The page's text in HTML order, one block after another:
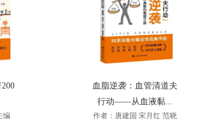
编
血脂逆袭：血管清道夫
行动——从血液黏...
作者：唐建国 宋月红 范晓